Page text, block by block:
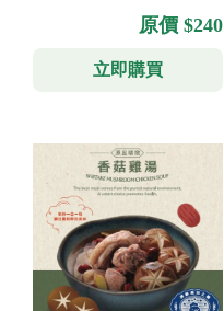
原價 $240
立即購買